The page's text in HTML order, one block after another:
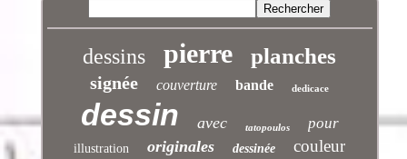
dessins pierre planches
signée couverture bande dedicace
dessin avec tatopoulos pour
illustration originales dessinée couleur